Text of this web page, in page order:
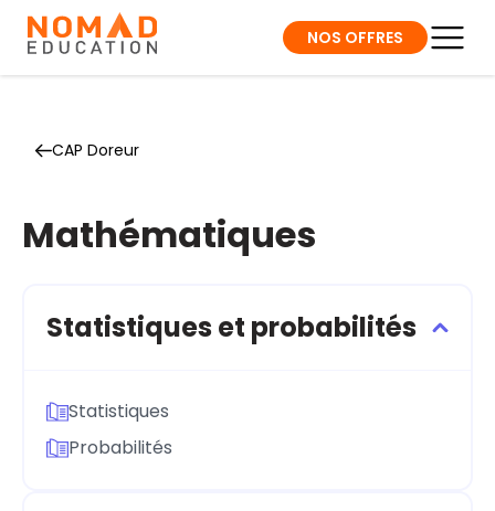
NOS OFFRES
CAP Doreur
Mathématiques
Statistiques et probabilités
Statistiques
Probabilités